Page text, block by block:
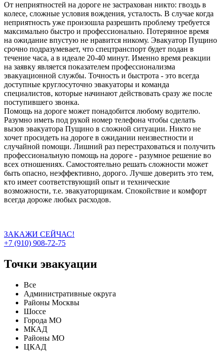
От неприятностей на дороге не застрахован никто: гвоздь в
колесе, сложные условия вождения, усталость. В случае когда
неприятность уже произошла разрешить проблему требуется
максимально быстро и профессионально. Потерянное время
на ожидание впустую не нравится никому. Эвакуатор Пущино
срочно подразумевает, что спецтранспорт будет подан в
течение часа, а в идеале 20-40 минут. Именно время реакции
на заявку является показателем профессионализма
эвакуационной службы. Точность и быстрота - это всегда
доступные круглосуточно эвакуаторы и команда
специалистов, которые начинают действовать сразу же после
поступившего звонка.
Помощь на дороге может понадобится любому водителю.
Разумно иметь под рукой номер телефона чтобы сделать
вызов эвакуатора Пущино в сложной ситуации. Никто не
хочет просидеть на дороге в ожидании неизвестности и
случайной помощи. Лишний раз перестраховаться и получить
профессиональную помощь на дороге - разумное решение во
всех отношениях. Самостоятельно решать сложности может
быть опасно, неэффективно, дорого. Лучше доверить это тем,
кто имеет соответствующий опыт и технические
возможности, т.е. эвакуаторщикам. Спокойствие и комфорт
всегда дороже любых расходов.
ЗАКАЖИ СЕЙЧАС!
+7 (910) 908-72-75
Точки эвакуации
Все
Административные округа
Районы Москвы
Шоссе
Города МО
МКАД
Районы МО
ЦКАД